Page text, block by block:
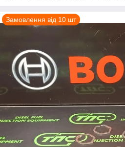
Замовлення від 10 шт